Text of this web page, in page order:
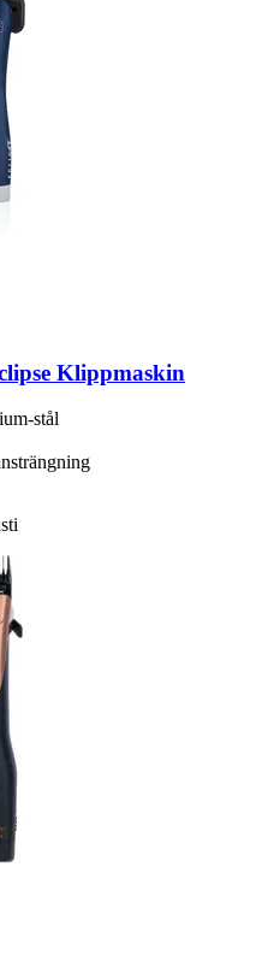
Klippmaskin
stål